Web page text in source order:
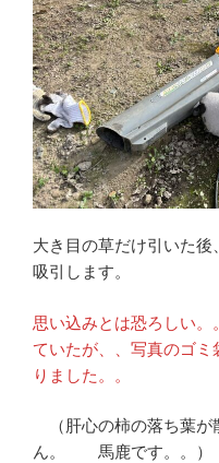
大き目の草だけ引いた
吸引します。
思い込みとは恐ろしい
ていたが、、写真のゴ
りました。。
（肝心の柿の落ち葉が
ん。 馬鹿です。。）